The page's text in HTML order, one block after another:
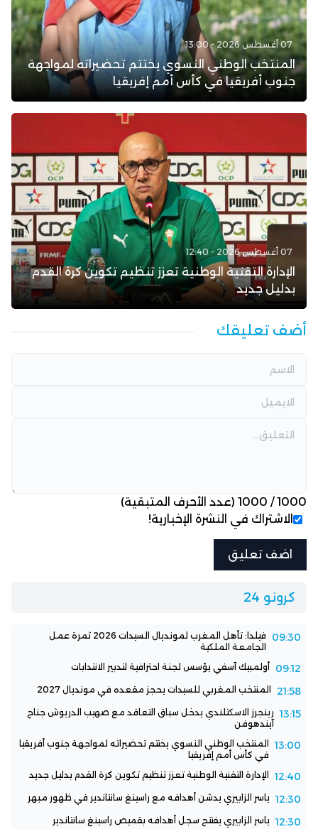
07 أغسطس 2026 - 13:00
المنتخب الوطني النسوي يختتم تحضيراته لمواجهة
جنوب أفريقيا في كأس أمم إفريقيا
07 أغسطس 2026 - 12:40
الإدارة التقنية الوطنية تعزز تنظيم تكوين كرة القدم
بدليل جديد
أضف تعليقك
1000
/
1000 (عدد الأحرف المتبقية)
الاشتراك في النشرة الإخبارية!
كرونو 24
09:30
فيلدا: تأهل المغرب لمونديال السيدات 2026 ثمرة عمل
الجامعة الملكية
09:12 أولمبيك آسفي يؤسس لجنة احترافية لتدبير الانتدابات
21:58 المنتخب المغربي للسيدات يحجز مقعده في مونديال 2027
13:15 رينجرز الاسكتلندي يدخل سباق التعاقد مع صهيب الدريوش جناح
آيندهوفن
13:00
المنتخب الوطني النسوي يختتم تحضيراته لمواجهة جنوب أفريقيا
في كأس أمم إفريقيا
12:40 الإدارة التقنية الوطنية تعزز تنظيم تكوين كرة القدم بدليل جديد
12:30 ياسر الزابيري يدشن أهدافه مع راسينغ سانتاندير في ظهور مبهر
12:30 ياسر الزابيري يفتتح سجل أهدافه بقميص راسينغ سانتاندير